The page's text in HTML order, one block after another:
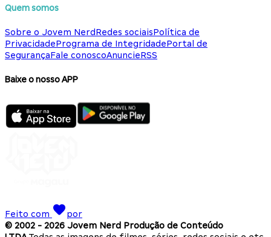
Quem somos
Sobre o Jovem NerdRedes sociaisPolítica de
PrivacidadePrograma de IntegridadePortal de
SegurançaFale conoscoAnuncieRSS
Baixe o nosso APP
Feito com
por
© 2002 - 2026 Jovem Nerd Produção de Conteúdo